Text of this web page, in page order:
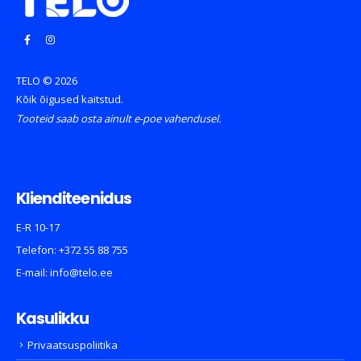
TELO © 2026
Kõik õigused kaitstud.
Tooteid saab osta ainult e-poe vahendusel.
Klienditeenidus
E-R 10-17
Telefon: +372 55 88 755
E-mail: info@telo.ee
Kasulikku
Privaatsuspoliitika